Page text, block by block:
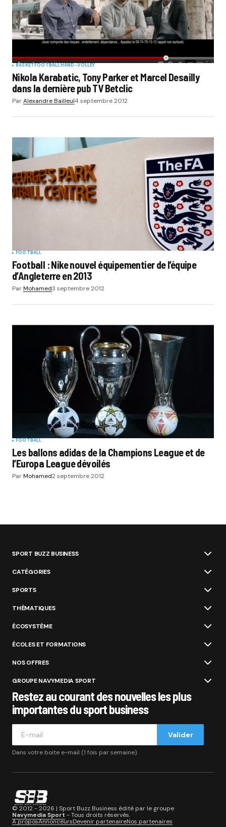
BASKETFOOTBALLHAND-VOLLEY
Nikola Karabatic, Tony Parker et Marcel Desailly
dans la dernière pub TV Betclic
ParAlexandre Bailleul4 septembre 2012
FOOTBALL
Football : Nike nouvel équipementier de l’équipe
d’Angleterre en 2013
ParMohamed3 septembre 2012
FOOTBALL
Les ballons adidas de la Champions League et de
l’Europa League dévoilés
ParMohamed2 septembre 2012
SPORT BUZZ BUSINESS
CATÉGORIES
SPORTS
THÉMATIQUES
ÉCOSYSTÈME
ÉCOLES ET FORMATIONS
NOS OFFRES
GROUPE NAVYMEDIA SPORT
Restez au courant des nouvelles les plus
importantes du sport business
Valider
Dans votre boite e-mail (1 fois par semaine).
© 2012 - 2026 | Sport Buzz Business édité par le groupe
Navymedia Sport - Tous droits réservés.
A proposAnnonceursDevenir partenaireNos partenaires